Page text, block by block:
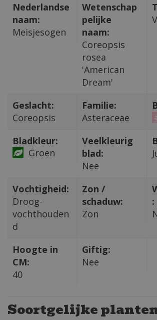
Nederlandse
naam:
Meisjesogen
Wetenschap
pelijke
naam:
Coreopsis
rosea
'American
Dream'
Geslacht:
Coreopsis
Familie:
Asteraceae
Bladkleur:
Groen
Veelkleurig
blad:
Nee
Vochtigheid:
Droog-
vochthouden
d
Zon /
schaduw:
Zon
:
Hoogte in
CM:
40
Giftig:
Nee
Soortgelijke